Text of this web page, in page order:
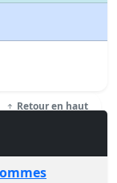
Retour en haut